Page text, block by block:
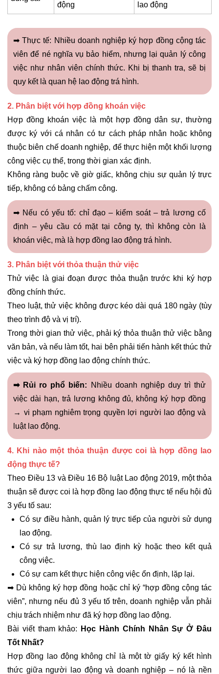
động
lao động
➡ Thực tế: Nhiều doanh nghiệp ký hợp đồng cộng tác
viên để né nghĩa vụ bảo hiểm, nhưng lại quản lý công
việc như nhân viên chính thức. Khi bị thanh tra, sẽ bị
quy kết là quan hệ lao động trá hình.
2. Phân biệt với hợp đồng khoán việc
Hợp đồng khoán việc là một hợp đồng dân sự, thường
được ký với cá nhân có tư cách pháp nhân hoặc không
thuộc biên chế doanh nghiệp, để thực hiện một khối lượng
công việc cụ thể, trong thời gian xác định.
Không ràng buộc về giờ giấc, không chịu sự quản lý trực
tiếp, không có bảng chấm công.
➡ Nếu có yếu tố: chỉ đạo – kiểm soát – trả lương cố
định – yêu cầu có mặt tại công ty, thì không còn là
khoán việc, mà là hợp đồng lao động trá hình.
3. Phân biệt với thỏa thuận thử việc
Thử việc là giai đoạn được thỏa thuận trước khi ký hợp
đồng chính thức.
Theo luật, thử việc không được kéo dài quá 180 ngày (tùy
theo trình độ và vị trí).
Trong thời gian thử việc, phải ký thỏa thuận thử việc bằng
văn bản, và nếu làm tốt, hai bên phải tiến hành kết thúc thử
việc và ký hợp đồng lao động chính thức.
➡ Rủi ro phổ biến: Nhiều doanh nghiệp duy trì thử
việc dài hạn, trả lương không đủ, không ký hợp đồng
→ vi phạm nghiêm trọng quyền lợi người lao động và
luật lao động.
4. Khi nào một thỏa thuận được coi là hợp đồng lao
động thực tế?
Theo Điều 13 và Điều 16 Bộ luật Lao động 2019, một thỏa
thuận sẽ được coi là hợp đồng lao động thực tế nếu hội đủ
3 yếu tố sau:
Có sự điều hành, quản lý trực tiếp của người sử dụng
lao động.
Có sự trả lương, thù lao định kỳ hoặc theo kết quả
công việc.
Có sự cam kết thực hiện công việc ổn định, lặp lại.
➡ Dù không ký hợp đồng hoặc chỉ ký “hợp đồng cộng tác
viên”, nhưng nếu đủ 3 yếu tố trên, doanh nghiệp vẫn phải
chịu trách nhiệm như đã ký hợp đồng lao động.
Bài viết tham khảo:
Học Hành Chính Nhân Sự Ở Đâu
Tốt Nhất?
Hợp đồng lao động không chỉ là một tờ giấy ký kết hình
thức giữa người lao động và doanh nghiệp – nó là nền